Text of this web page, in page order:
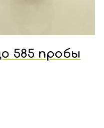
585 пробы